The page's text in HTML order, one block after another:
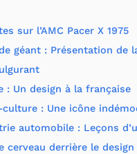
sur l’AMC Pacer X 1975
géant : Présentation de
: Un design à la française
: Une icône
automobile : Leçons
cerveau derrière le